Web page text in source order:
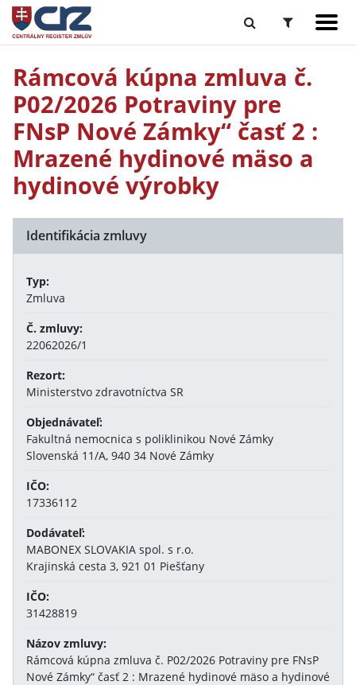
Rámcová kúpna zmluva č.
P02/2026 Potraviny pre
FNsP Nové Zámky“ časť 2 :
Mrazené hydinové mäso a
hydinové výrobky
Identifikácia zmluvy
Typ:
Zmluva
Č. zmluvy:
22062026/1
Rezort:
Ministerstvo zdravotníctva SR
Objednávateľ:
Fakultná nemocnica s poliklinikou Nové Zámky
Slovenská 11/A, 940 34 Nové Zámky
IČO:
17336112
Dodávateľ:
MABONEX SLOVAKIA spol. s r.o.
Krajinská cesta 3, 921 01 Piešťany
IČO:
31428819
Názov zmluvy:
Rámcová kúpna zmluva č. P02/2026 Potraviny pre FNsP
Nové Zámky“ časť 2 : Mrazené hydinové mäso a hydinové